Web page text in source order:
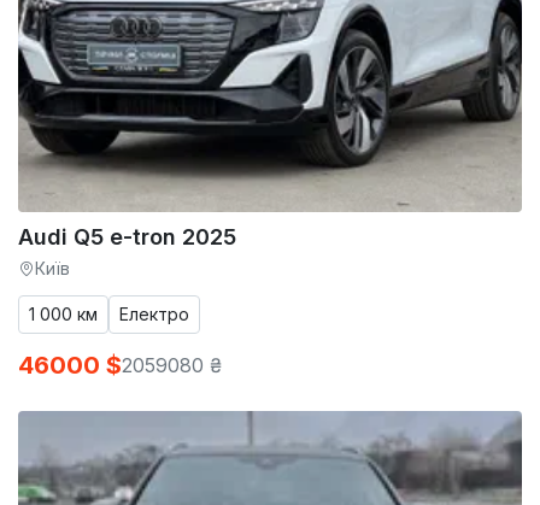
Audi Q5 e-tron 2025
Київ
1 000 км Електро
46000 $2059080 ₴